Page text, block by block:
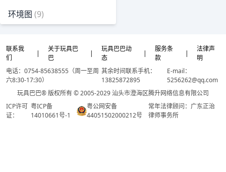
环境图 (9)
联系我
们
|
关于玩具巴
巴
|
玩具巴巴动
态
|
服务条
款
|
法律声
明
电话：0754-85638555（周一至周
六8:30-17:30）
其余时间联系手机：
13825872895
E-mail：
5256262@qq.com
玩具巴巴® 版权所有 © 2005-2029 汕头市澄海区腾升网络信息有限公司
ICP许可
证：
粤ICP备
14010661号-1
粤公网安备
44051502000212号
常年法律顾问：广东正治
律师事务所